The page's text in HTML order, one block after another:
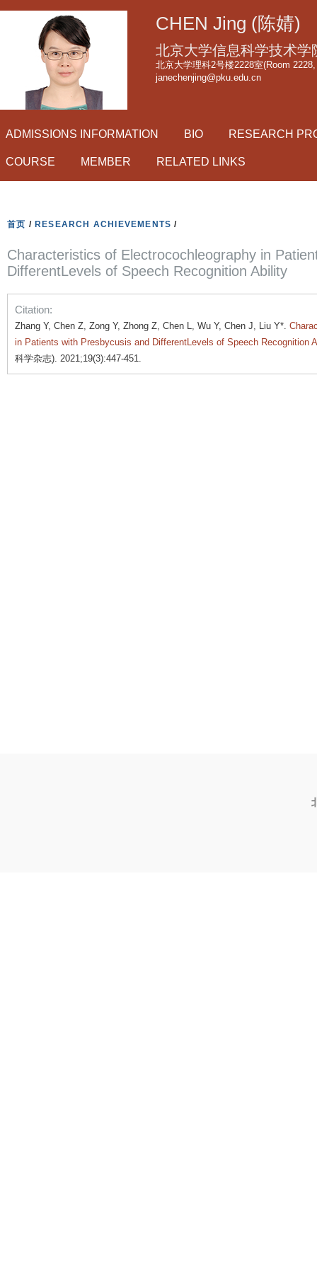
转
到
页
要
CHEN Jing (陈婧)
北京大学信息科学技术学
北京大学理科2号楼2228室(Room
janechenjing@pku.edu.cn
ADMISSIONS INFORMATION BIO RESEARCH
COURSE MEMBER RELATED LINKS
首页 / RESEARCH ACHIEVEMENTS /
Characteristics of Electrocochleography in
DifferentLevels of Speech Recognition Ability
Citation:
Zhang Y, Chen Z, Zong Y, Zhong Z, Chen L, Wu Y, Chen J, Liu Y*.
in Patients with Presbycusis and DifferentLevels of Speech Recognition
科学杂志). 2021;19(3):447-451.